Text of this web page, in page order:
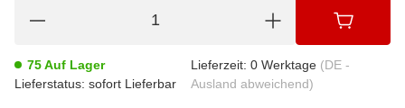
75 Auf Lager
Lieferstatus: sofort Lieferbar
Lieferzeit: 0 Werktage (DE -
Ausland abweichend)